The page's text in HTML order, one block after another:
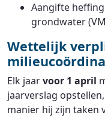
Aangifte
grondwater
Wettelijk
Elk jaarvoor 1 april
jaarverslag
manier hij zijn taken